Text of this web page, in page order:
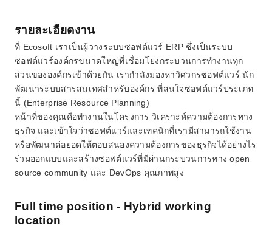
รายละเอียดงาน
ที่ Ecosoft เราเป็นผู้วางระบบซอฟต์แวร์ ERP ซึ่งเป็นระบบ
ซอฟต์แวร์องค์กรขนาดใหญ่ที่เชื่อมโยงกระบวนการทำงานทุก
ส่วนขององค์กรเข้าด้วยกัน เรากำลังมองหาวิศวกรซอฟต์แวร์ นัก
พัฒนาระบบสารสนเทศสำหรับองค์กร ที่สนใจซอฟต์แวร์ประเภท
นี้ (Enterprise Resource Planning)
หน้าที่ของคุณคือทำงานในโครงการ วิเคราะห์ความต้องการทาง
ธุรกิจ และเข้าใจว่าซอฟต์แวร์และเทคนิกที่เรามีสามารถใช้งาน
หรือพัฒนาต่อยอดให้ตอบสนองความต้องการของธุรกิจได้อย่างไร
ร่วมออกแบบและสร้างซอฟต์แวร์ที่มีผ่านกระบวนการทาง open
source community และ DevOps คุณภาพสูง
Full time position - Hybrid working
location